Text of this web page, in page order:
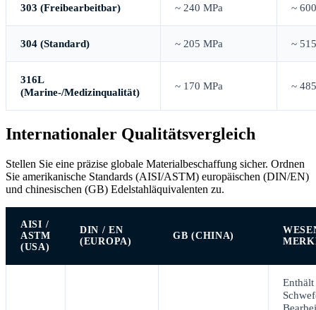
303 (Freibearbeitbar) ~ 240 MPa ~
304 (Standard) ~ 205 MPa ~
316L
(Marine-/Medizinqualität)
~ 170 MPa ~
Internationaler Qualitätsvergleich
Stellen Sie eine präzise globale Materialbeschaffung sicher. Ordnen
Sie amerikanische Standards (AISI/ASTM) europäischen (DIN/EN)
und chinesischen (GB) Edelstahläquivalenten zu.
AISI /
ASTM
(USA)
DIN / EN
(EUROPA)
GB (CHINA)
Enthält